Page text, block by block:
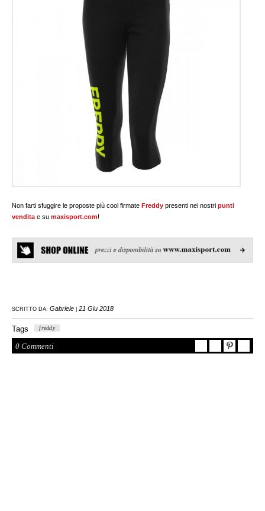
Non farti sfuggire le proposte più cool firmateFreddy presenti nei nostripunti
venditae sumaxisport.com!
SCRITTO DA: Gabriele 21 Giu 2018
Tags freddy
0 Commenti